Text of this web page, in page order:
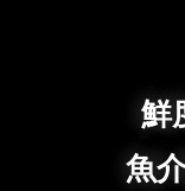
鮮
魚